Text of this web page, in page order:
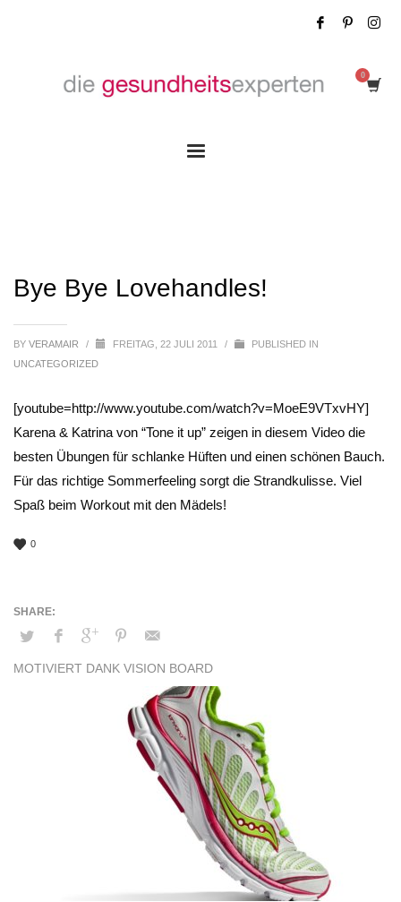
Bye Bye Lovehandles!
BY VERAMAIR / FREITAG, 22 JULI 2011 /
PUBLISHED IN
UNCATEGORIZED
[youtube=http://www.youtube.com/watch?v=MoeE9VTxvHY]
Karena & Katrina von “Tone it up” zeigen in diesem Video die
besten Übungen für schlanke Hüften und einen schönen Bauch.
Für das richtige Sommerfeeling sorgt die Strandkulisse. Viel
Spaß beim Workout mit den Mädels!
0
MOTIVIERT DANK VISION BOARD